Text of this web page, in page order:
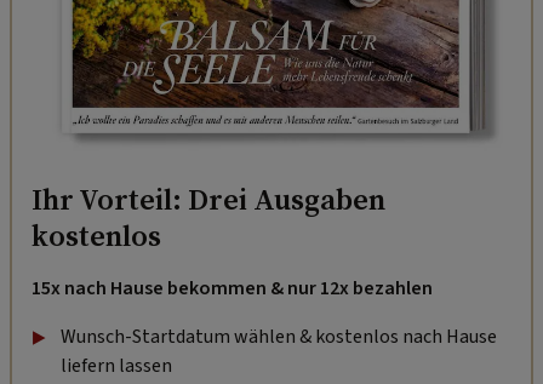
Ihr Vorteil: Drei Ausgaben
kostenlos
15x nach Hause bekommen & nur 12x bezahlen
Wunsch-Startdatum wählen & kostenlos nach Hause
liefern lassen